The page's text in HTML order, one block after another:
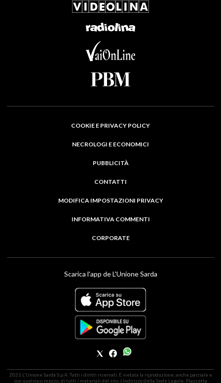
COOKIE E PRIVACY POLICY
NECROLOGI E ECONOMICI
PUBBLICITÀ
CONTATTI
MODIFICA IMPOSTAZIONI PRIVACY
INFORMATIVA COMMENTI
CORPORATE
Scarica l'app de L'Unione Sarda
2021 L'Unione Sarda S.p.A. Tutti i diritti riservati. É vietata la riproduzione, anche parziale e
con qualsiasi mezzo, di tutti i materiali del sito. | Indirizzo della Sede Legale: Piazzetta